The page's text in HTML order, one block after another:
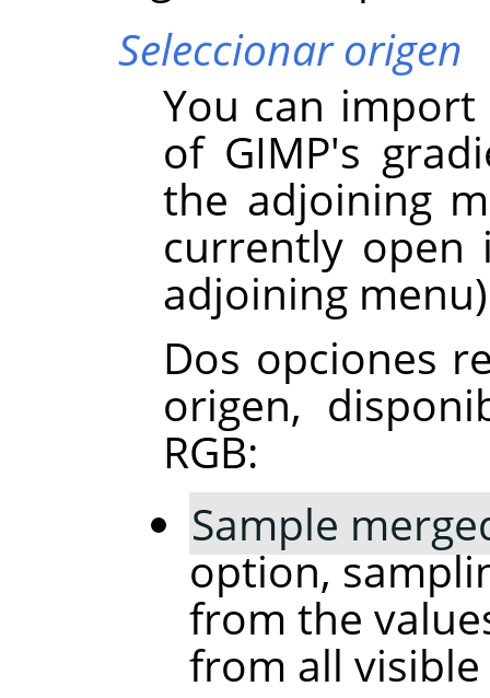
Seleccionar origen
You can
of GIMP's
the adjoining
currently open
adjoining
Dos opciones
origen,
RGB:
Sample
option,
from the
from all visible